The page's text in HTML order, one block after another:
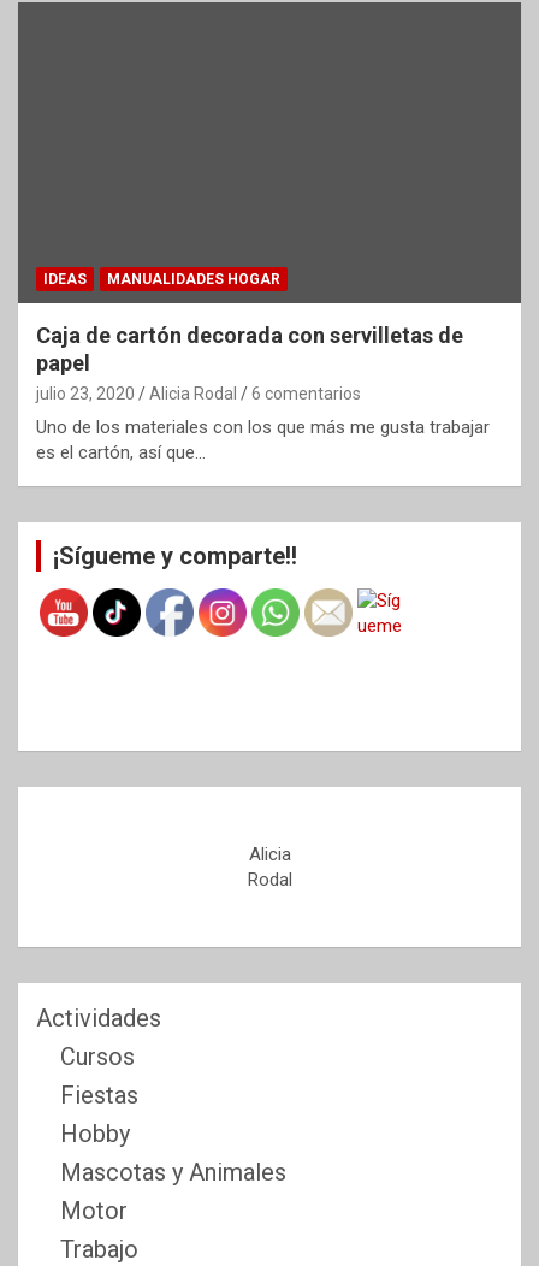
IDEAS MANUALIDADES HOGAR
Caja de cartón decorada con servilletas de
papel
julio 23, 2020 Alicia Rodal 6 comentarios
Uno de los materiales con los que más me gusta trabajar
es el cartón, así que…
¡Sígueme y comparte!!
Alicia
Rodal
Actividades
Cursos
Fiestas
Hobby
Mascotas y Animales
Motor
Trabajo